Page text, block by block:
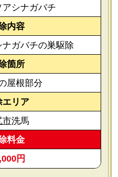
シナガバチ
内容
ガバチの巣駆除
箇所
屋根部分
エリア
市洗馬
料金
円